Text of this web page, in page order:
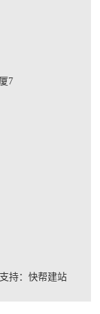
7
持：快帮建站